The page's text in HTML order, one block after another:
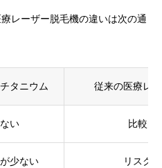
レーザー脱毛機の違いは次の通
タニウム 従来の医療レ
い 比較的
少ない リスク